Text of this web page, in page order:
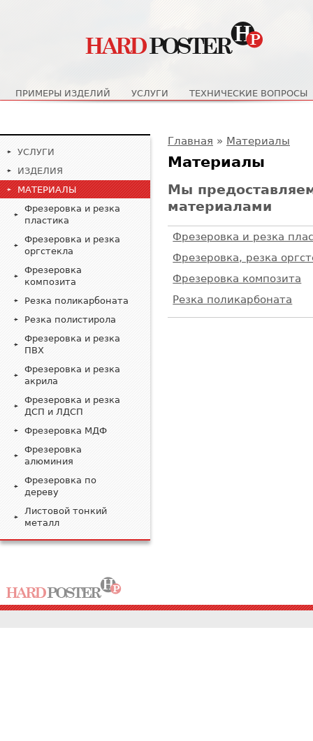
Главное меню
ПРИМЕРЫ ИЗДЕЛИЙ УСЛУГИ ТЕХНИЧЕСКИЕ ВОПРОСЫ
Вы здесь
Главная » Материалы
Материалы
Мы
материалами
Фрезеровка и резка
Фрезеровка, резка
Фрезеровка композита
Резка поликарбоната
УСЛУГИ
ИЗДЕЛИЯ
МАТЕРИАЛЫ
Фрезеровка и резка
пластика
Фрезеровка и резка
оргстекла
Фрезеровка
композита
Резка поликарбоната
Резка полистирола
Фрезеровка и резка
ПВХ
Фрезеровка и резка
акрила
Фрезеровка и резка
ДСП и ЛДСП
Фрезеровка МДФ
Фрезеровка
алюминия
Фрезеровка по
дереву
Листовой тонкий
металл